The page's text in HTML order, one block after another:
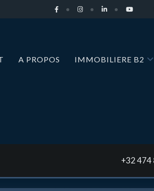
A PROPOS IMMOBILIERE B2
+32 474